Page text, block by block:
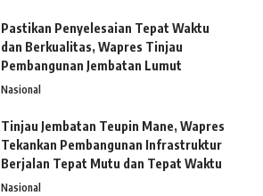
Pastikan Penyelesaian Tepat Waktu
dan Berkualitas, Wapres Tinjau
Pembangunan Jembatan Lumut
Nasional
Tinjau Jembatan Teupin Mane, Wapres
Tekankan Pembangunan Infrastruktur
Berjalan Tepat Mutu dan Tepat Waktu
Nasional